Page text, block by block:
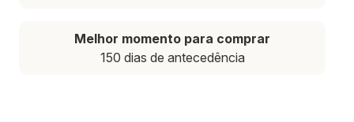
Melhor momento para comprar
150 dias de antecedência